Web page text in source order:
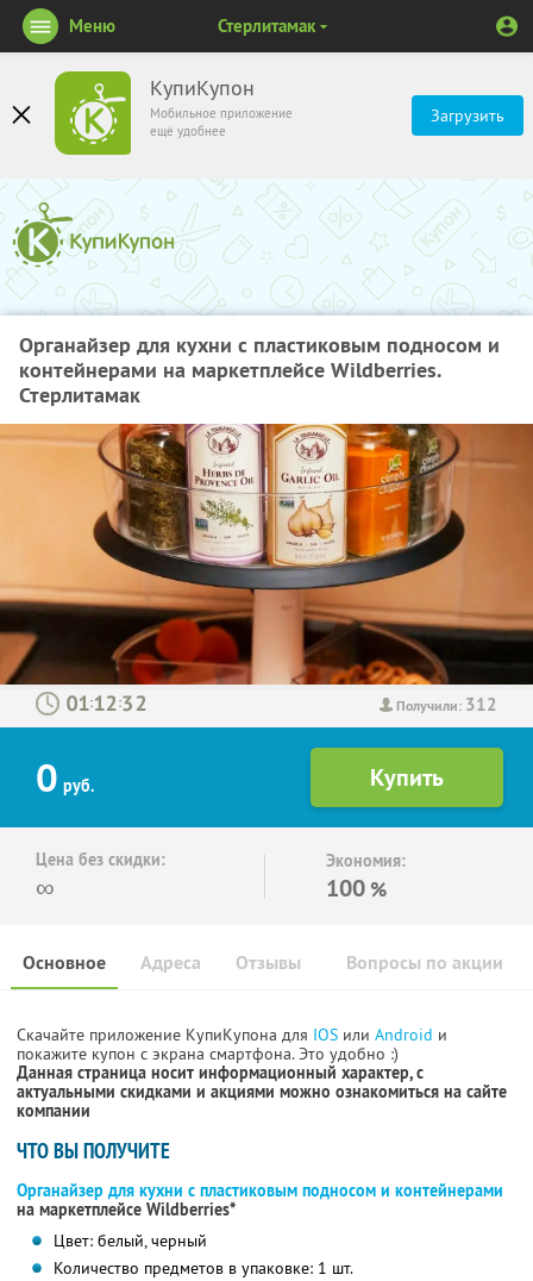
КупиКупон
Мобильное приложение
ещё удобнее
Загрузить
Меню Стерлитамак
Органайзер для кухни с пластиковым подносом и
контейнерами на маркетплейсе Wildberries.
Стерлитамак
Получили: 312
: :
0 руб.
Цена без скидки:
∞
Экономия:
100 %
Основное Отзывы Вопросы по акции
Адреса
Скачайте приложение КупиКупона для IOS или Android и
покажите купон с экрана смартфона. Это удобно :)
Данная страница носит информационный характер, с
актуальными скидками и акциями можно ознакомиться на сайте
компании
ЧТО ВЫ ПОЛУЧИТЕ
Органайзер для кухни с пластиковым подносом и контейнерами
на маркетплейсе Wildberries*
Цвет: белый, черный
Количество предметов в упаковке: 1 шт.